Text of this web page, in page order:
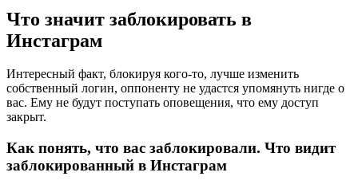
Что значит заблокировать в
Инстаграм
Интересный факт, блокируя кого-то, лучше изменить
собственный логин, оппоненту не удастся упомянуть нигде о
вас. Ему не будут поступать оповещения, что ему доступ
закрыт.
Как понять, что вас заблокировали. Что видит
заблокированный в Инстаграм